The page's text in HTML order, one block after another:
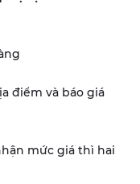
điểm và báo giá
mức giá thì hai